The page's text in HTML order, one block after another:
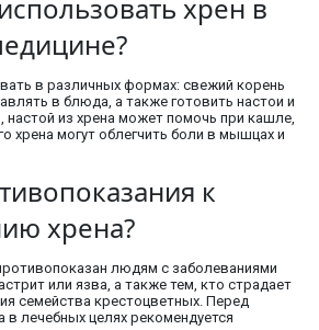
хрен в
в различных формах: свежий корень
в блюда, а также готовить настои и
из хрена может помочь при кашле,
хрена могут облегчить боли в мышцах и
к
хрена?
людям с заболеваниями
или язва, а также тем, кто страдает
семейства крестоцветных. Перед
в лечебных целях рекомендуется